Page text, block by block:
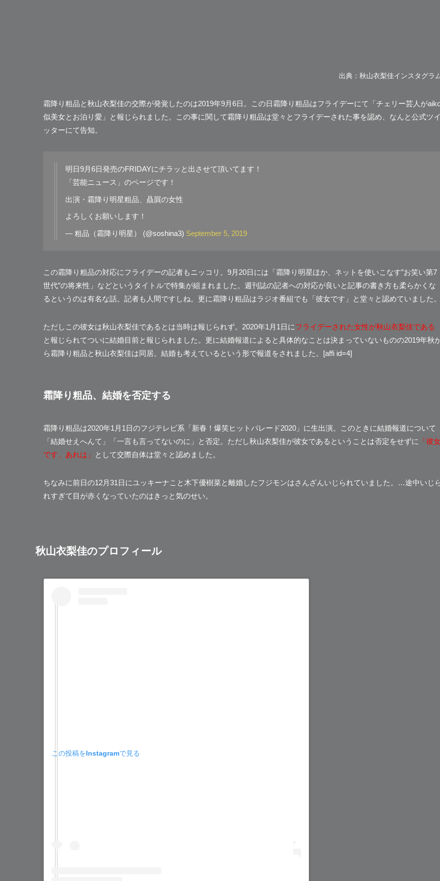
出典：秋山衣梨佳インスタグラ
霜降り粗品と秋山衣梨佳の交際が発覚したのは2019年9月6日。この日霜降り粗品はフライデーにて
「チェリー芸人が
似美女とお泊り愛」
と報じられました。この事に関して霜降り粗品は堂々とフライデーされた事を認め、なんと公式ツ
ッターにて告知。
明日9月6日発売のFRIDAYにチラッと出させて頂いてます！
「芸能ニュース」のページです！
出演・霜降り明星粗品、贔屓の女性
よろしくお願いします！
— 粗品（霜降り明星） (@soshina3) September 5, 2019
この霜降り粗品の対応にフライデーの記者もニッコリ。9月20日には 「霜降り明星ほか、ネットを使いこなす”お笑い第7
世代”の将来性」 などというタイトルで特集が組まれました。週刊誌の記者への対応が良いと記事の書き方も柔らかくな
るというのは有名な話。記者も人間ですしね。更に霜降り粗品はラジオ番組でも「彼女です」と堂々と認めていました
ただしこの彼女は秋山衣梨佳であるとは当時は報じられず。2020年1月1日にフライデーされた女性が秋山衣梨佳である
と報じられてついに結婚目前と報じられました。更に結婚報道によると具体的なことは決まっていないものの2019年秋
ら霜降り粗品と秋山衣梨佳は同居。結婚も考えているという形で報道をされました。[affi id=4]
霜降り粗品、結婚を否定する
霜降り粗品は2020年1月1日のフジテレビ系「新春！爆笑ヒットパレード2020」に生出演。このときに結婚報道について
「結婚せえへんて」「一言も言ってないのに」と否定。ただし秋山衣梨佳が彼女である ということは否定をせずに
「彼
です、あれは」
として交際自体は堂々と認めました。
ちなみに前日の12月31日にユッキーナこと木下優樹菜と離婚したフジモンはさんざんいじられていました。
…途中いじ
れすぎて目が赤くなっていたのはきっと気のせい。
秋山衣梨佳のプロフィール
この投稿をInstagramで見る